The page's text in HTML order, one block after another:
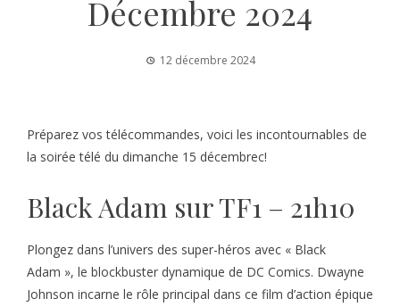
Décembre 2024
12 décembre 2024
Préparez vos télécommandes, voici les incontournables de
la soirée télé du dimanche 15 décembrec!
Black Adam sur TF1 – 21h10
Plongez dans l’univers des super-héros avec « Black
Adam », le blockbuster dynamique de DC Comics. Dwayne
Johnson incarne le rôle principal dans ce film d’action épique